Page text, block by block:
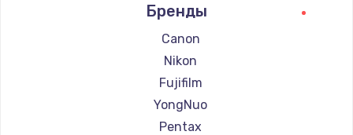
Ремонт фотоаппаратов Kodak
Ремонт фотоаппаратов Blackmagic
Бренды
Canon
Nikon
Fujifilm
YongNuo
Pentax